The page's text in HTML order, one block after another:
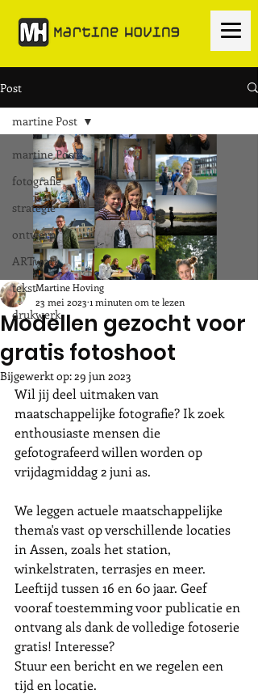
Post
martine Post
fotografie
strategie
ontwerp
ARTwork
tekst
drukwerk
martine Post
Modellen gezocht voor
gratis fotoshoot
Martine Hoving
23 mei 2023 1 minuten om te lezen
Bijgewerkt op:29 jun 2023
Wil jij deel uitmaken van
maatschappelijke fotografie? Ik zoek
enthousiaste mensen die
gefotografeerd willen worden op
vrijdagmiddag 2 juni as.
We leggen actuele maatschappelijke
thema's vast op verschillende locaties
in Assen, zoals het station,
winkelstraten, terrasjes en meer.
Leeftijd tussen 16 en 60 jaar. Geef
vooraf toestemming voor publicatie en
ontvang als dank de volledige fotoserie
gratis! Interesse?
Stuur een bericht en we regelen een
tijd en locatie.